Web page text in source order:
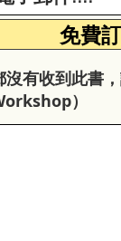
免費
沒有收到此書
orkshop）